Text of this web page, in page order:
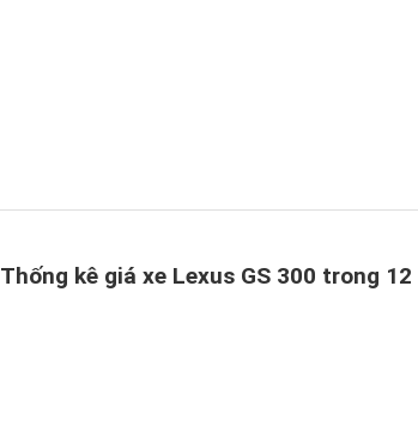
Thống kê giá xe Lexus GS 300 trong